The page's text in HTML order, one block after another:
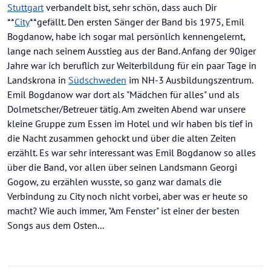
Stuttgartverbandelt bist, sehr schön, dass auch Dir
**City**gefällt. Den ersten Sänger der Band bis 1975, Emil
Bogdanow, habe ich sogar mal persönlich kennengelernt,
lange nach seinem Ausstieg aus der Band. Anfang der 90iger
Jahre war ich beruflich zur Weiterbildung für ein paar Tage in
Landskrona in Südschweden im NH-3 Ausbildungszentrum.
Emil Bogdanow war dort als "Mädchen für alles" und als
Dolmetscher/Betreuer tätig. Am zweiten Abend war unsere
kleine Gruppe zum Essen im Hotel und wir haben bis tief in
die Nacht zusammen gehockt und über die alten Zeiten
erzählt. Es war sehr interessant was Emil Bogdanow so alles
über die Band, vor allen über seinen Landsmann Georgi
Gogow, zu erzählen wusste, so ganz war damals die
Verbindung zu City noch nicht vorbei, aber was er heute so
macht? Wie auch immer, "Am Fenster" ist einer der besten
Songs aus dem Osten...